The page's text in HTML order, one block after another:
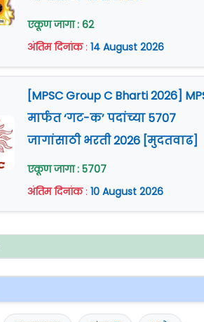
एकूण जागा : 62
अंतिम दिनांक: 14 August 2026
[MPSC Group C Bharti 2026]
मार्फत ‘गट-क’ पदांच्या 5707
जागांसाठी भरती 2026 [मुदतवाढ]
एकूण जागा : 5707
अंतिम दिनांक: 10 August 2026